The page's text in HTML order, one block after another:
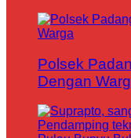
Polsek
Dengan